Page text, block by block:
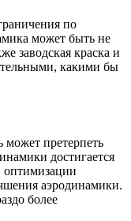
по
может быть не
заводская краска и
какими бы
претерпеть
достигается
аэродинамики.
более